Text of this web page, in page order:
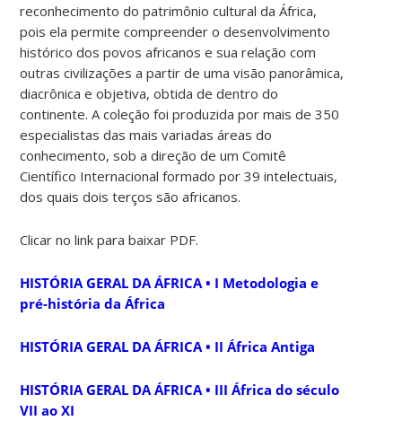
reconhecimento do patrimônio cultural da África,
pois ela permite compreender o desenvolvimento
histórico dos povos africanos e sua relação com
outras civilizações a partir de uma visão panorâmica,
diacrônica e objetiva, obtida de dentro do
continente. A coleção foi produzida por mais de 350
especialistas das mais variadas áreas do
conhecimento, sob a direção de um Comitê
Científico Internacional formado por 39 intelectuais,
dos quais dois terços são africanos.
Clicar no link para baixar PDF.
HISTÓRIA GERAL DA ÁFRICA • I Metodologia e
pré-história da África
HISTÓRIA GERAL DA ÁFRICA • II África Antiga
HISTÓRIA GERAL DA ÁFRICA • III África do século
VII ao XI